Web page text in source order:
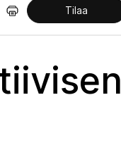
Tilaa